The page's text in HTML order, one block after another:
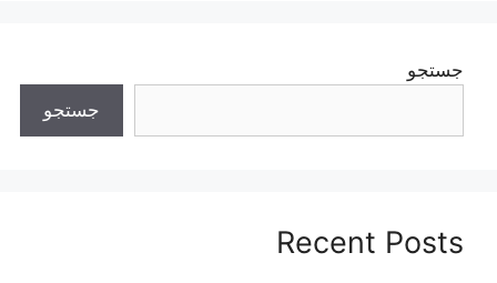
جستجو
جستجو
Recent Posts